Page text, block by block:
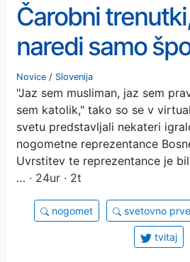
Čarobni
naredi samo
Novice / Slovenija
"Jaz sem musliman, jaz sem
sem katolik," tako so se v
svetu predstavljali nekateri
nogometne reprezentance
Uvrstitev te reprezentance je
… · 24ur · 2t
nogomet svetovno
tvitaj